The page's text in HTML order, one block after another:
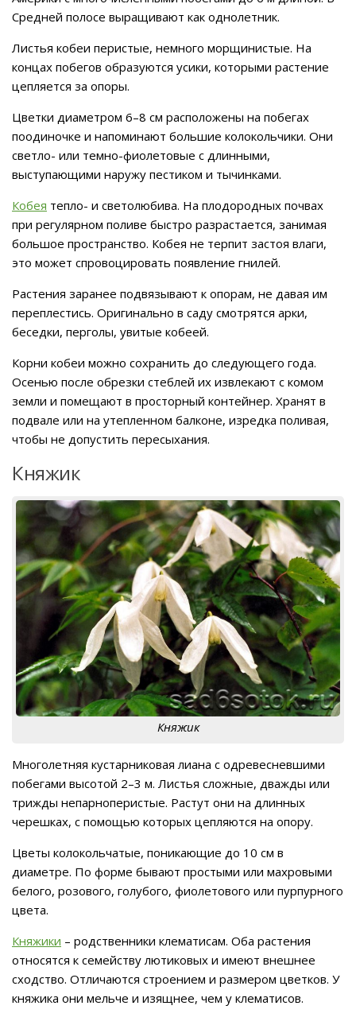
Средней полосе выращивают как однолетник.
Листья кобеи перистые, немного морщинистые. На
концах побегов образуются усики, которыми растение
цепляется за опоры.
Цветки диаметром 6–8 см расположены на побегах
поодиночке и напоминают большие колокольчики. Они
светло- или темно-фиолетовые с длинными,
выступающими наружу пестиком и тычинками.
Кобея тепло- и светолюбива. На плодородных почвах
при регулярном поливе быстро разрастается, занимая
большое пространство. Кобея не терпит застоя влаги,
это может спровоцировать появление гнилей.
Растения заранее подвязывают к опорам, не давая им
переплестись. Оригинально в саду смотрятся арки,
беседки, перголы, увитые кобеей.
Корни кобеи можно сохранить до следующего года.
Осенью после обрезки стеблей их извлекают с комом
земли и помещают в просторный контейнер. Хранят в
подвале или на утепленном балконе, изредка поливая,
чтобы не допустить пересыхания.
Княжик
Княжик
Многолетняя кустарниковая лиана с одревесневшими
побегами высотой 2–3 м. Листья сложные, дважды или
трижды непарноперистые. Растут они на длинных
черешках, с помощью которых цепляются на опору.
Цветы колокольчатые, поникающие до 10 см в
диаметре. По форме бывают простыми или махровыми
белого, розового, голубого, фиолетового или пурпурного
цвета.
Княжики – родственники клематисам. Оба растения
относятся к семейству лютиковых и имеют внешнее
сходство. Отличаются строением и размером цветков. У
княжика они мельче и изящнее, чем у клематисов.